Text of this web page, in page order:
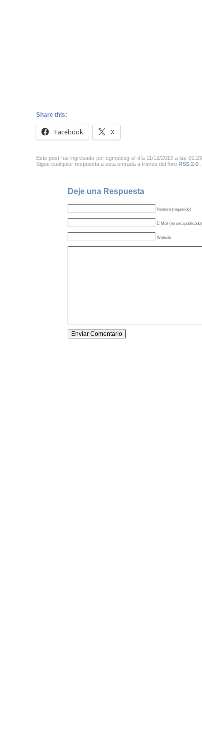
Share this:
Facebook X
Este post fue ingresado por cgmpblog el día 11/12/2013 a las
Sigue cualquier respuesta a esta entrada a traves del foro RSS 2.0.
Deje una Respuesta
Nombre (requerido)
E-Mail (no será
Website